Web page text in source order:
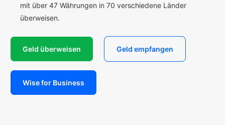
mit über 47 Währungen in 70 verschiedene Länder
überweisen.
Geld überweisen Geld empfangen
Wise for Business